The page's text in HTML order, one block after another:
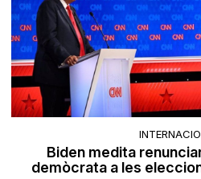
Biden medita
demòcrata a les